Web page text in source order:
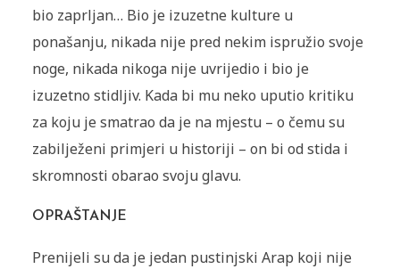
bio zaprljan… Bio je izuzetne kulture u
ponašanju, nikada nije pred nekim ispružio svoje
noge, nikada nikoga nije uvrijedio i bio je
izuzetno stidljiv. Kada bi mu neko uputio kritiku
za koju je smatrao da je na mjestu – o čemu su
zabilježeni primjeri u historiji – on bi od stida i
skromnosti obarao svoju glavu.
OPRAŠTANJE
Prenijeli su da je jedan pustinjski Arap koji nije